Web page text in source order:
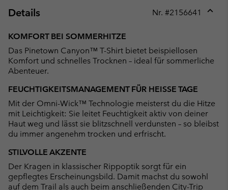
Details Nr. #2156641
KOMFORT BEI SOMMERHITZE
Das Pinetown Canyon™ T-Shirt bietet beispiellosen
Komfort und schnelles Trocknen – ideal für sommerliche
Abenteuer.
FEUCHTIGKEITSMANAGEMENT FÜR HEISSE TAGE
Mit der Omni-Wick™ Technologie meisterst du die Hitze
mit Leichtigkeit: Sie leitet Feuchtigkeit aktiv von deiner
Haut weg und lässt sie blitzschnell verdunsten – so bleibst
du immer angenehm trocken und erfrischt.
STILVOLLE AKZENTE
Der Kragen in klassischer Rippoptik sorgt für ein
gepflegtes Erscheinungsbild. Damit machst du sowohl
auf dem Trail als auch beim anschließenden City-Trip